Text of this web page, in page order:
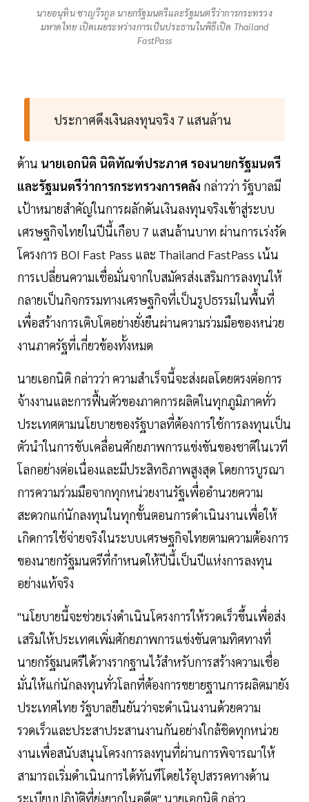
นายอนุทิน ชาญวีรกูล นายกรัฐมนตรีและรัฐมนตรีว่าการกระทรวง
มหาดไทย เปิดเผยระหว่างการเป็นประธานในพิธีเปิด Thailand
FastPass
ประกาศดึงเงินลงทุนจริง 7 แสนล้าน
ด้าน นายเอกนิติ นิติทัณฑ์ประภาศ รองนายกรัฐมนตรี
และรัฐมนตรีว่าการกระทรวงการคลัง กล่าวว่า รัฐบาลมี
เป้าหมายสำคัญในการผลักดันเงินลงทุนจริงเข้าสู่ระบบ
เศรษฐกิจไทยในปีนี้เกือบ 7 แสนล้านบาท ผ่านการเร่งรัด
โครงการ BOI Fast Pass และ Thailand FastPass เน้น
การเปลี่ยนความเชื่อมั่นจากใบสมัครส่งเสริมการลงทุนให้
กลายเป็นกิจกรรมทางเศรษฐกิจที่เป็นรูปธรรมในพื้นที่
เพื่อสร้างการเติบโตอย่างยั่งยืนผ่านความร่วมมือของหน่วย
งานภาครัฐที่เกี่ยวข้องทั้งหมด
นายเอกนิติ กล่าวว่า ความสำเร็จนี้จะส่งผลโดยตรงต่อการ
จ้างงานและการฟื้นตัวของภาคการผลิตในทุกภูมิภาคทั่ว
ประเทศตามนโยบายของรัฐบาลที่ต้องการใช้การลงทุนเป็น
ตัวนำในการขับเคลื่อนศักยภาพการแข่งขันของชาติในเวที
โลกอย่างต่อเนื่องและมีประสิทธิภาพสูงสุด โดยการบูรณา
การความร่วมมือจากทุกหน่วยงานรัฐเพื่ออำนวยความ
สะดวกแก่นักลงทุนในทุกขั้นตอนการดำเนินงานเพื่อให้
เกิดการใช้จ่ายจริงในระบบเศรษฐกิจไทยตามความต้องการ
ของนายกรัฐมนตรีที่กำหนดให้ปีนี้เป็นปีแห่งการลงทุน
อย่างแท้จริง
"นโยบายนี้จะช่วยเร่งดำเนินโครงการให้รวดเร็วขึ้นเพื่อส่ง
เสริมให้ประเทศเพิ่มศักยภาพการแข่งขันตามทิศทางที่
นายกรัฐมนตรีได้วางรากฐานไว้สำหรับการสร้างความเชื่อ
มั่นให้แก่นักลงทุนทั่วโลกที่ต้องการขยายฐานการผลิตมายัง
ประเทศไทย รัฐบาลยืนยันว่าจะดำเนินงานด้วยความ
รวดเร็วและประสาประสานงานกันอย่างใกล้ชิดทุกหน่วย
งานเพื่อสนับสนุนโครงการลงทุนที่ผ่านการพิจารณาให้
สามารถเริ่มดำเนินการได้ทันทีโดยไร้อุปสรรคทางด้าน
ระเบียบปฏิบัติที่ยุ่งยากในอดีต" นายเอกนิติ กล่าว